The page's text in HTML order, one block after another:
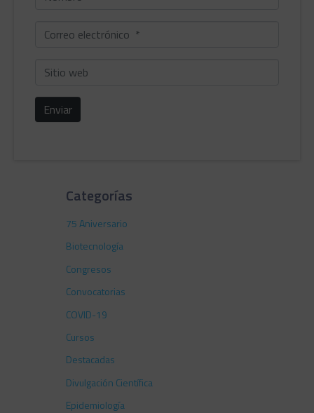
Correo
Sitio
Enviar
Categorías
75 Aniversario
Biotecnología
Congresos
Convocatorias
COVID-19
Cursos
Destacadas
Divulgación Científica
Epidemiología